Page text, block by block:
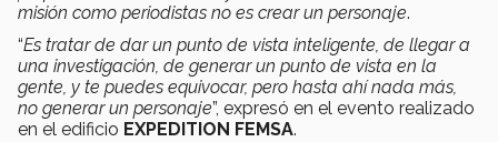
misión como periodistas no es crear un personaje.
“Es tratar de dar un punto de vista inteligente, de llegar a
una investigación, de generar un punto de vista en la
gente, y te puedes equivocar, pero hasta ahí nada más,
no generar un personaje”, expresó en el evento realizado
en el edificio EXPEDITION FEMSA.